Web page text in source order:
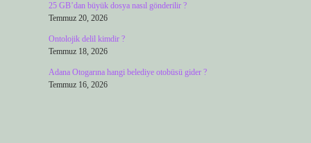
25 GB’dan büyük dosya nasıl gönderilir ?
Temmuz 20, 2026
Ontolojik delil kimdir ?
Temmuz 18, 2026
Adana Otogarına hangi belediye otobüsü gider ?
Temmuz 16, 2026